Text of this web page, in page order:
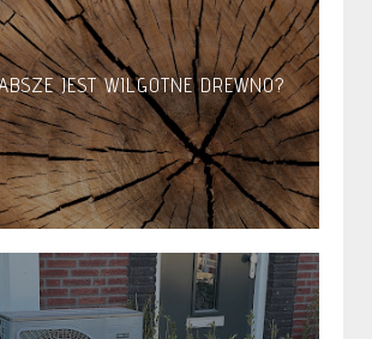
JEST WILGOTNE DREWNO?